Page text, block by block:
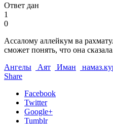
Ответ дан
1
0
Ассалому аллейкум ва
сможет понять, что она
Ангелы
Аят Иман
Share
Facebook
Twitter
Google+
Tumblr